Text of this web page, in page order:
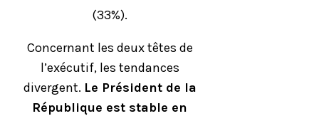
(33%).
Concernant les deux têtes de
l’exécutif, les tendances
divergent. Le Président de la
République est stable en